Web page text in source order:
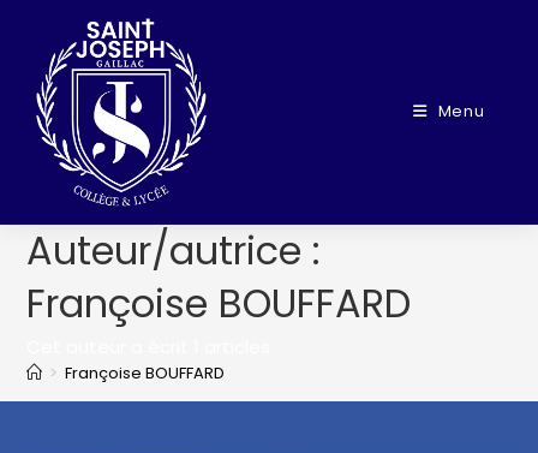
Menu
Auteur/autrice :
Françoise BOUFFARD
> Françoise BOUFFARD